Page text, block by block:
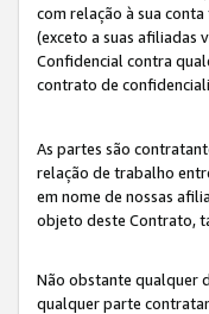
com relação à sua
(exceto a suas afiliadas
Confidencial contra
contrato de
As partes são
relação de trabalho
em nome de nossas
objeto deste Contrato,
Não obstante qualquer
qualquer parte